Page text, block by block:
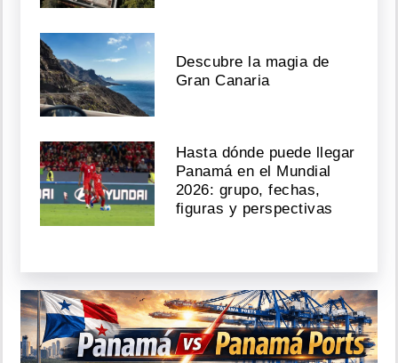
Descubre la magia de
Gran Canaria
Hasta dónde puede llegar
Panamá en el Mundial
2026: grupo, fechas,
figuras y perspectivas